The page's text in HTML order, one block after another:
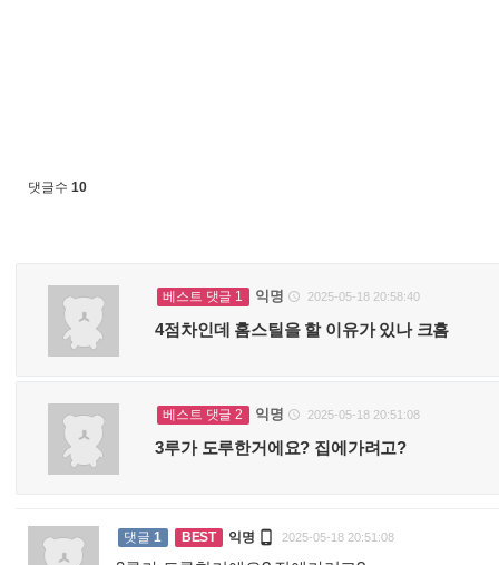
댓글수 10
베스트 댓글 1 익명  2025-05-18 20:58:40
4점차인데 홈스틸을 할 이유가 있나 크흠
베스트 댓글 2 익명  2025-05-18 20:51:08
3루가 도루한거에요? 집에가려고?
댓글 1 BEST 익명  2025-05-18 20:51:08